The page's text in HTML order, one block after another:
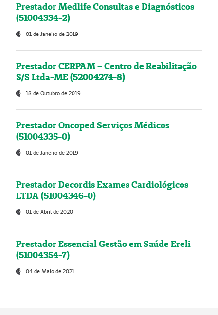
Prestador Medlife Consultas e Diagnósticos
(51004334-2)
01 de Janeiro de 2019
Prestador CERPAM – Centro de Reabilitação
S/S Ltda-ME (52004274-8)
18 de Outubro de 2019
Prestador Oncoped Serviços Médicos
(51004335-0)
01 de Janeiro de 2019
Prestador Decordis Exames Cardiológicos
LTDA (51004346-0)
01 de Abril de 2020
Prestador Essencial Gestão em Saúde Ereli
(51004354-7)
04 de Maio de 2021